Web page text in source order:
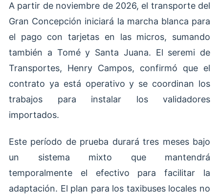
A partir de noviembre de 2026, el transporte del
Gran Concepción iniciará la marcha blanca para
el pago con tarjetas en las micros, sumando
también a Tomé y Santa Juana. El seremi de
Transportes, Henry Campos, confirmó que el
contrato ya está operativo y se coordinan los
trabajos para instalar los validadores
importados.
Este período de prueba durará tres meses bajo
un sistema mixto que mantendrá
temporalmente el efectivo para facilitar la
adaptación. El plan para los taxibuses locales no